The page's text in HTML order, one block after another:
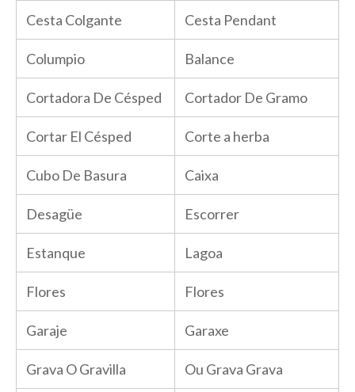
Cesta Colgante Cesta Pendant
Columpio Balance
Cortadora De Césped Cortador De Gramo
Cortar El Césped Corte a herba
Cubo De Basura Caixa
Desagüe Escorrer
Estanque Lagoa
Flores Flores
Garaje Garaxe
Grava O Gravilla Ou Grava Grava